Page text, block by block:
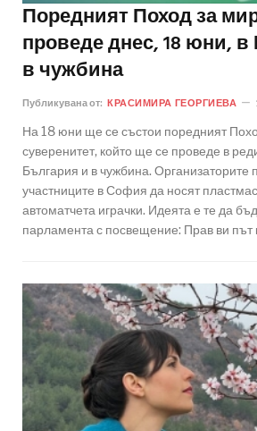
Поредният Поход за
проведе днес, 18 юни,
в чужбина
Публикувана от: КРАСИМИРА ГЕОРГИЕВА
На 18 юни ще се състои поредният
суверенитет, който ще се проведе в
България и в чужбина. Организаторите
участниците в София да носят
автоматчета играчки. Идеята е те да
парламента с посвещение: Прав ви път